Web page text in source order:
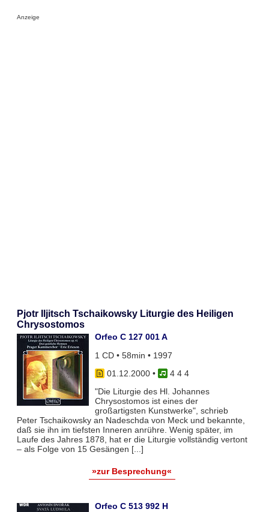
Anzeige
Pjotr Iljitsch Tschaikowsky Liturgie des Heiligen
Chrysostomos
Orfeo C 127 001 A
1 CD • 58min • 1997
01.12.2000•
4 4 4
"Die Liturgie des Hl. Johannes
Chrysostomos ist eines der
großartigsten Kunstwerke", schrieb
Peter Tschaikowsky an Nadeschda von Meck und bekannte,
daß sie ihn im tiefsten Inneren anrühre. Wenig später, im
Laufe des Jahres 1878, hat er die Liturgie vollständig vertont
– als Folge von 15 Gesängen [...]
»zur Besprechung«
Orfeo C 513 992 H